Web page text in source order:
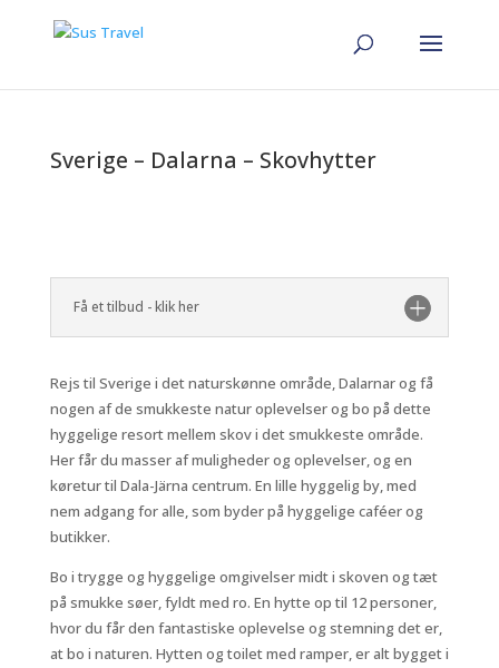
Sverige – Dalarna – Skovhytter
Få et tilbud - klik her
Rejs til Sverige i det naturskønne område, Dalarnar og få
nogen af de smukkeste natur oplevelser og bo på dette
hyggelige resort mellem skov i det smukkeste område.
Her får du masser af muligheder og oplevelser, og en
køretur til Dala-Järna centrum. En lille hyggelig by, med
nem adgang for alle, som byder på hyggelige caféer og
butikker.
Bo i trygge og hyggelige omgivelser midt i skoven og tæt
på smukke søer, fyldt med ro. En hytte op til 12 personer,
hvor du får den fantastiske oplevelse og stemning det er,
at bo i naturen. Hytten og toilet med ramper, er alt bygget i